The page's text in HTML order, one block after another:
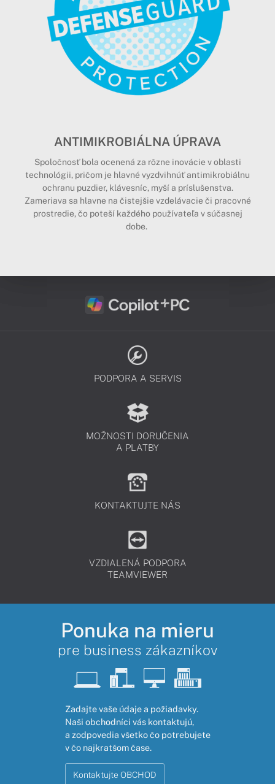
ANTIMIKROBIÁLNA ÚPRAVA
Spoločnosť bola ocenená za rôzne inovácie v oblasti
technológii, pričom je hlavné vyzdvihnúť antimikrobiálnu
ochranu puzdier, klávesníc, myší a príslušenstva.
Zameriava sa hlavne na čistejšie vzdelávacie či pracovné
prostredie, čo poteší každého používateľa v súčasnej
dobe.
PODPORA A SERVIS
MOŽNOSTI DORUČENIA
A PLATBY
KONTAKTUJTE NÁS
VZDIALENÁ PODPORA
TEAMVIEWER
Ponuka na mieru
pre business zákazníkov
Zadajte vaše údaje a požiadavky.
Naši obchodníci vás kontaktujú,
a zodpovedia všetko čo potrebujete
v čo najkratšom čase.
Kontaktujte OBCHOD